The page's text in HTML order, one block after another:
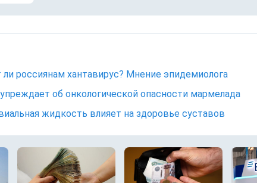
ли россиянам хантавирус? Мнение эпидемиолога
об онкологической опасности мармелада
жидкость влияет на здоровье суставов